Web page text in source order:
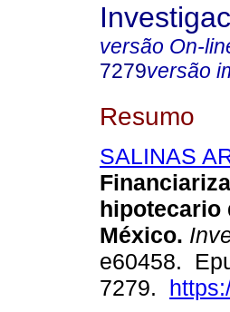
versão On-
7279versão
Resumo
SALINAS
hipotecario
México.
e60458.
7279.